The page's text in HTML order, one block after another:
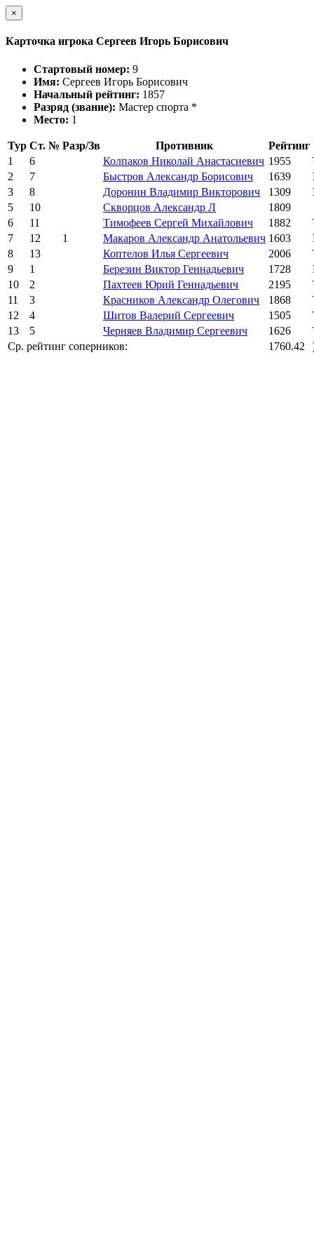
×
Карточка игрока Сергеев Игорь Борисович
Стартовый номер: 9
Имя: Сергеев Игорь Борисович
Начальный рейтинг: 1857
Разряд (звание): Мастер спорта *
Место: 1
Тур Ст. № Разр/Зв Противник
Рейтинг
1
6 Колпаков Николай Анастасиевич 1955
2
7 Быстров Александр Борисович 1639
3
8 Доронин Владимир Викторович 1309
5
10 Скворцов Александр Л
1809
6
11 Тимофеев Сергей Михайлович 1882
7
12 1 Макаров Александр Анатольевич 1603
8
13 Коптелов Илья Сергеевич 2006
9
1 Березин Виктор Геннадьевич 1728
10
2 Пахтеев Юрий Геннадьевич 2195
11
3 Красников Александр Олегович 1868
12
4 Шитов Валерий Сергеевич 1505
13
5 Черняев Владимир Сергеевич 1626
Ср. рейтинг соперников:
1760.42